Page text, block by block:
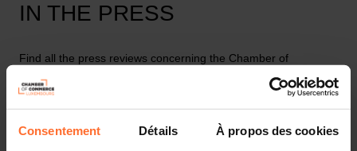
Consentement Détails À propos des cookies
IN THE PRESS
Find all the press reviews concerning the Chamber of